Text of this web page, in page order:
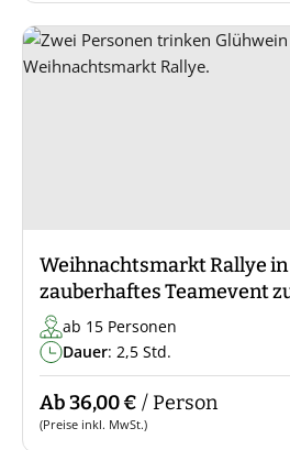
Weihnachtsmarkt Rallye in
zauberhaftes Teamevent
ab 15 Personen
Dauer: 2,5 Std.
Ab 36,00 € / Person
(Preise inkl. MwSt.)